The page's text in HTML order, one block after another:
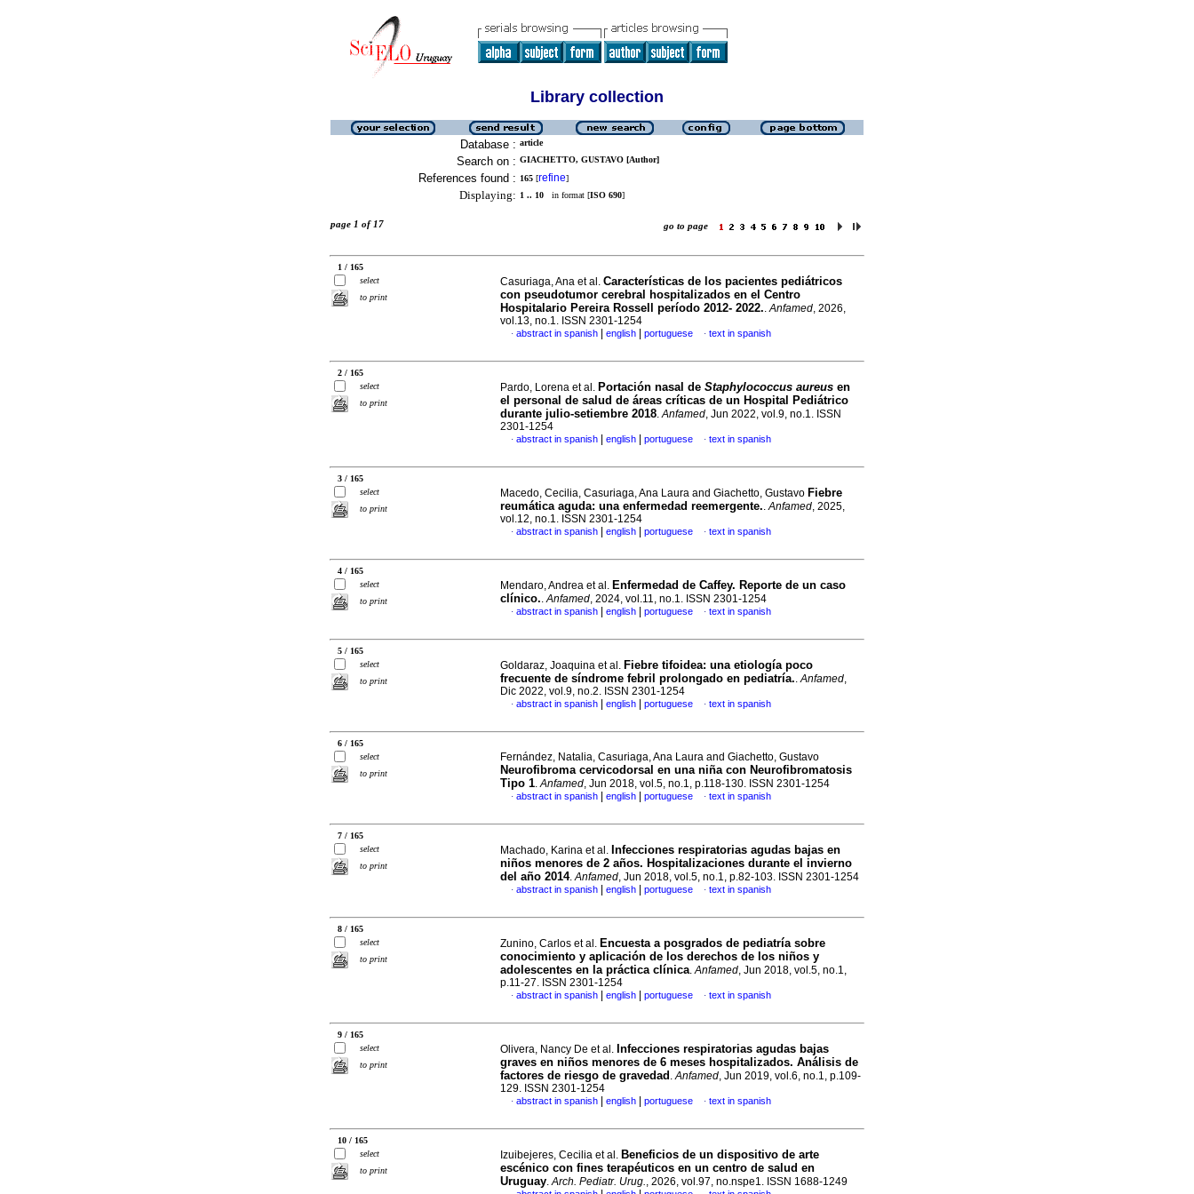
Library collection
Database : article
Search on : GIACHETTO, GUSTAVO [Author]
References found : 165 [refine]
Displaying: 1 .. 10 in format [ISO 690]
page 1 of 17 go to page
1 / 165
select
to print
Casuriaga, Ana et al. Características de los pacientes pediátricos
con pseudotumor cerebral hospitalizados en el Centro
Hospitalario Pereira Rossell período 2012- 2022..Anfamed, 2026,
vol.13, no.1. ISSN 2301-1254
· abstract in spanish english portuguese · text in spanish
2 / 165
select
to print
Pardo, Lorena et al. Portación nasal de Staphylococcus aureus en
el personal de salud de áreas críticas de un Hospital Pediátrico
durante julio-setiembre 2018.Anfamed, Jun 2022, vol.9, no.1. ISSN
2301-1254
· abstract in spanish english portuguese · text in spanish
3 / 165
select
to print
Macedo, Cecilia, Casuriaga, Ana Laura and Giachetto, Gustavo Fiebre
reumática aguda: una enfermedad reemergente..Anfamed, 2025,
vol.12, no.1. ISSN 2301-1254
· abstract in spanish english portuguese · text in spanish
4 / 165
select
to print
Mendaro, Andrea et al. Enfermedad de Caffey. Reporte de un caso
clínico..Anfamed, 2024, vol.11, no.1. ISSN 2301-1254
· abstract in spanish english portuguese · text in spanish
5 / 165
select
to print
Goldaraz, Joaquina et al. Fiebre tifoidea: una etiología poco
frecuente de síndrome febril prolongado en pediatría..Anfamed,
Dic 2022, vol.9, no.2. ISSN 2301-1254
· abstract in spanish english portuguese · text in spanish
6 / 165
select
to print
Fernández, Natalia, Casuriaga, Ana Laura and Giachetto, Gustavo
Neurofibroma cervicodorsal en una niña con Neurofibromatosis
Tipo 1.Anfamed, Jun 2018, vol.5, no.1, p.118-130. ISSN 2301-1254
· abstract in spanish english portuguese · text in spanish
7 / 165
select
to print
Machado, Karina et al. Infecciones respiratorias agudas bajas en
niños menores de 2 años. Hospitalizaciones durante el invierno
del año 2014.Anfamed, Jun 2018, vol.5, no.1, p.82-103. ISSN 2301-1254
· abstract in spanish english portuguese · text in spanish
8 / 165
select
to print
Zunino, Carlos et al. Encuesta a posgrados de pediatría sobre
conocimiento y aplicación de los derechos de los niños y
adolescentes en la práctica clínica.Anfamed, Jun 2018, vol.5, no.1,
p.11-27. ISSN 2301-1254
· abstract in spanish english portuguese · text in spanish
9 / 165
select
to print
Olivera, Nancy De et al. Infecciones respiratorias agudas bajas
graves en niños menores de 6 meses hospitalizados. Análisis de
factores de riesgo de gravedad .Anfamed, Jun 2019, vol.6, no.1, p.109-
129. ISSN 2301-1254
· abstract in spanish english portuguese · text in spanish
10 / 165
select
to print
Izuibejeres, Cecilia et al. Beneficios de un dispositivo de arte
escénico con fines terapéuticos en un centro de salud en
Uruguay.Arch. Pediatr. Urug., 2026, vol.97, no.nspe1. ISSN 1688-1249